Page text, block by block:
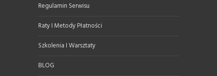
Regulamin Serwisu
Raty I Metody Płatności
Szkolenia I Warsztaty
BLOG